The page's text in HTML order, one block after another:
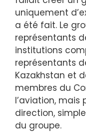
uniquement
a été fait. Le
représentants
institutions
représentants
Kazakhstan et
membres du
l’aviation, mais
direction,
du groupe.